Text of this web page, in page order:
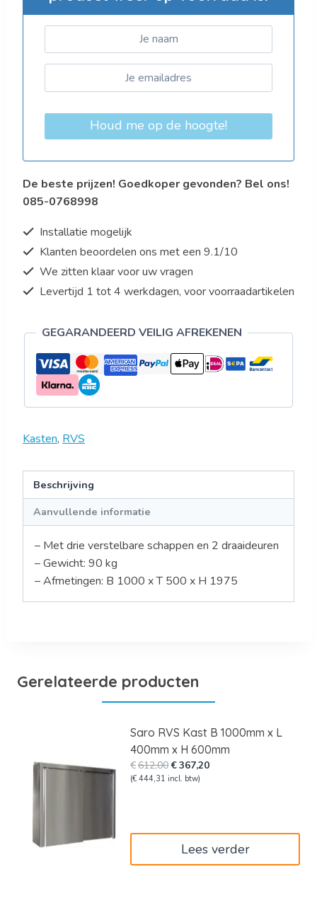
Houd me op de hoogte!
De beste prijzen! Goedkoper gevonden? Bel ons!
085-0768998
Installatie mogelijk
Klanten beoordelen ons met een 9.1/10
We zitten klaar voor uw vragen
Levertijd 1 tot 4 werkdagen, voor voorraadartikelen
GEGARANDEERD VEILIG AFREKENEN
Kasten, RVS
Beschrijving
Aanvullende informatie
– Met drie verstelbare schappen en 2 draaideuren
– Gewicht: 90 kg
– Afmetingen: B 1000 x T 500 x H 1975
Gerelateerde producten
Saro RVS Kast B 1000mm x L
400mm x H 600mm
€612,00Oorspronkelijke
prijs
€367,20Huidige
(€ 444,31 incl. btw)
Lees verder